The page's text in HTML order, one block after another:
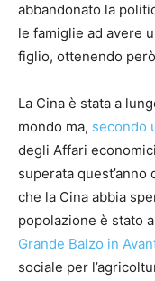
abbandonato la
le famiglie ad avere
figlio, ottenendo
La Cina è stata a
mondo ma, secondo
degli Affari
superata quest’anno
che la Cina abbia
popolazione è stato
Grande Balzo in
sociale per